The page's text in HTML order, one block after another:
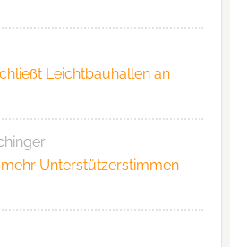
Leichtbauhallen an
Unterstützerstimmen